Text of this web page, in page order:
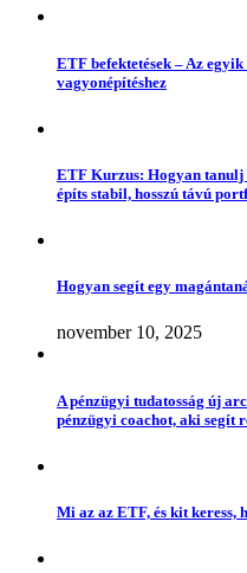
ETF befektetések – Az
vagyonépítéshez
ETF Kurzus: Hogyan tanulj
építs stabil, hosszú távú
Hogyan segít egy
november 10, 2025
A pénzügyi tudatosság új
pénzügyi coachot, aki segít
Mi az az ETF, és kit keress,